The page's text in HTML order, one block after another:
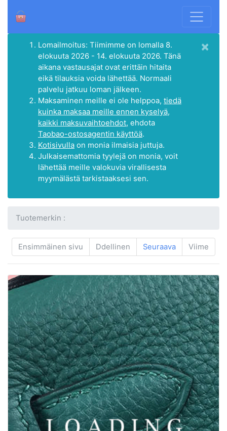
Lomailmoitus: Tiimimme on lomalla 8.
elokuuta 2026 - 14. elokuuta 2026. Tänä
aikana vastausajat ovat erittäin hitaita
eikä tilauksia voida lähettää. Normaali
palvelu jatkuu loman jälkeen.
Maksaminen meille ei ole helppoa, tiedä
kuinka maksaa meille ennen kyselyä,
kaikki maksuvaihtoehdot, ehdota
Taobao-ostosagentin käyttöä.
Kotisivulla on monia ilmaisia juttuja.
Julkaisemattomia tyylejä on monia, voit
lähettää meille valokuvia virallisesta
myymälästä tarkistaaksesi sen.
×
Tuotemerkin :
Ensimmäinen sivu Ddellinen Seuraava Viime